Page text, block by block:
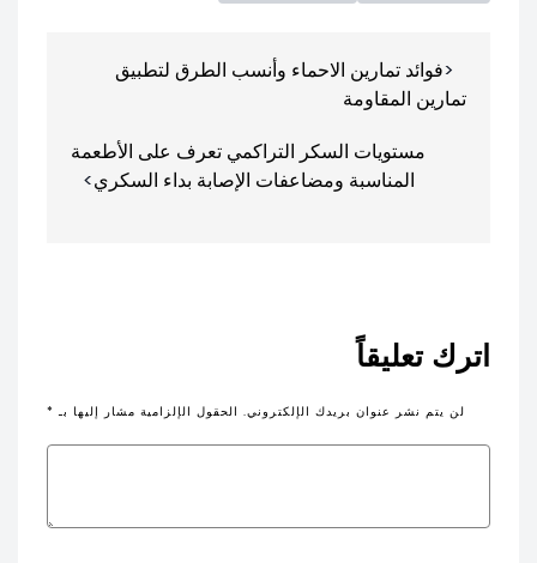
المقالاتفوائد تمارين الاحماء وأنسب الطرق لتطبيق
تمارين المقاومة
مستويات السكر التراكمي تعرف على الأطعمة
المناسبة ومضاعفات الإصابة بداء السكري
اترك تعليقاً
لن يتم نشر عنوان بريدك الإلكتروني. الحقول الإلزامية مشار إليها بـ *